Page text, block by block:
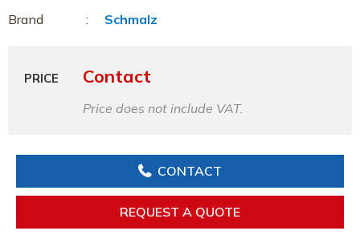
Brand
Schmalz
PRICE Contact
Price does not include VAT.
CONTACT
REQUEST A QUOTE